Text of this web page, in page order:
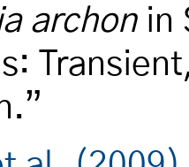
archonin